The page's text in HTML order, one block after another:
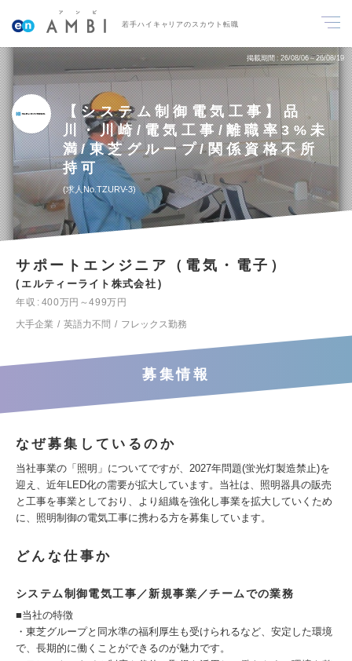
若手ハイキャリアのスカウト転職
掲載期間 26/08/06～26/08/19
【システム制御電気工事】品
川・川崎/電気工事/離職率3%未
満/東芝グループ/関係資格不所
持可
求人No.TZURV-3
サポートエンジニア（電気・電子）
エルティーライト株式会社
年収
400万円～499万円
大手企業
英語力不問 フレックス勤務
募集情報
なぜ募集しているのか
当社事業の「照明」についてですが、2027年問題(蛍光灯製造禁止)を
迎え、近年LED化の需要が拡大しています。当社は、照明器具の販売
と工事を事業としており、より組織を強化し事業を拡大していくため
に、照明制御の電気工事に携わる方を募集しています。
どんな仕事か
システム制御電気工事／新規事業／チームでの業務
■当社の特徴
・東芝グループと同水準の福利厚生も受けられるなど、安定した環境
で、長期的に働くことができるのが魅力です。